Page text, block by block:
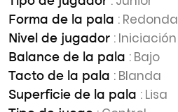
Forma de la pala : Redonda
Nivel de jugador : Iniciación
Balance de la pala : Bajo
Tacto de la pala : Blanda
Superficie de la pala : Lisa